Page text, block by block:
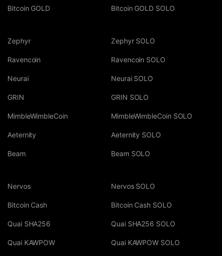
Bitcoin GOLD Bitcoin GOLD SOLO
Zephyr
Ravencoin
Neurai
GRIN
MimbleWimbleCoin
Aeternity
Beam
Zephyr SOLO
Ravencoin SOLO
Neurai SOLO
GRIN SOLO
MimbleWimbleCoin SOLO
Aeternity SOLO
Beam SOLO
Nervos
Bitcoin Cash
Quai SHA256
Quai KAWPOW
Nervos SOLO
Bitcoin Cash SOLO
Quai SHA256 SOLO
Quai KAWPOW SOLO